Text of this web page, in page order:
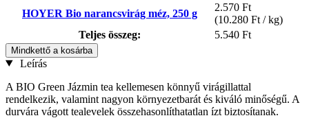
HOYER Bio narancsvirág méz, 250 g
2.570 Ft
(10.280 Ft / kg)
Teljes összeg:
5.540 Ft
Mindkettő a kosárba
Leírás
A BIO Green Jázmin tea kellemesen könnyű virágillattal
rendelkezik, valamint nagyon környezetbarát és kiváló minőségű. A
durvára vágott tealevelek összehasonlíthatatlan ízt biztosítanak.